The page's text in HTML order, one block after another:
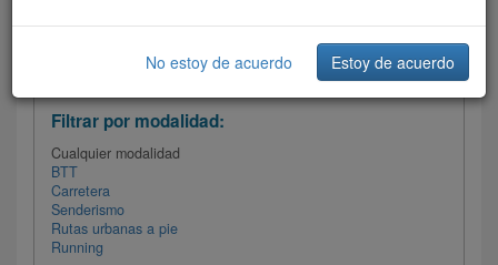
Filtrar las rutas
Filtrar por modalidad:
Cualquier modalidad
BTT
Carretera
Senderismo
Rutas urbanas a pie
Running
No estoy de acuerdo Estoy de acuerdo